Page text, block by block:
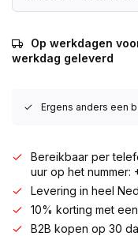
Op werkdagen
werkdag geleverd
Ergens anders een
Bereikbaar per
uur op het nummer:
Levering in heel
10% korting met
B2B kopen op 30